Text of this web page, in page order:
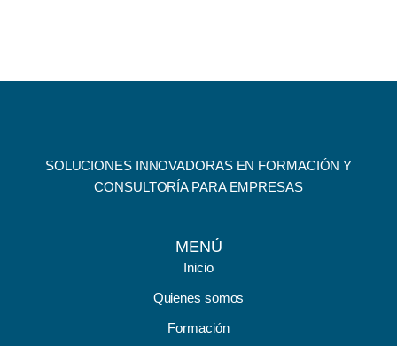
SOLUCIONES INNOVADORAS EN FORMACIÓN Y
CONSULTORÍA PARA EMPRESAS
MENÚ
Inicio
Quienes somos
Formación